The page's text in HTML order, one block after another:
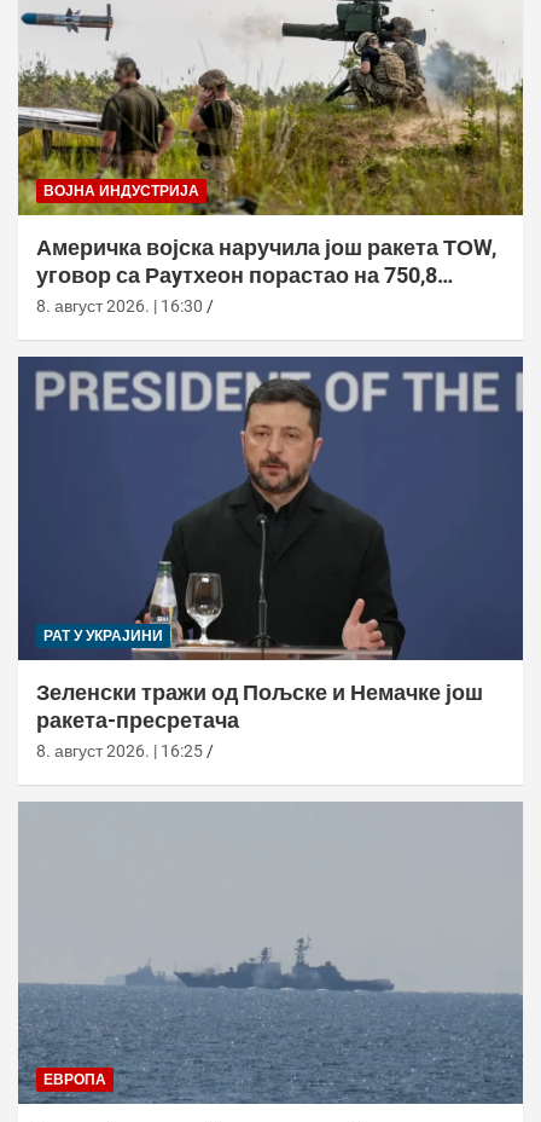
ВОЈНА ИНДУСТРИЈА
Америчка војска наручила још ракета ТОW,
уговор са Раyтхеон порастао на 750,8
милиона долара
8. август 2026. | 16:30
РАТ У УКРАЈИНИ
Зеленски тражи од Пољске и Немачке још
ракета-пресретача
8. август 2026. | 16:25
ЕВРОПА